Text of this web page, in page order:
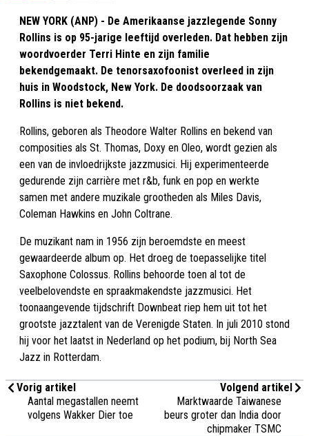
NEW YORK (ANP) - De Amerikaanse jazzlegende Sonny
Rollins is op 95-jarige leeftijd overleden. Dat hebben zijn
woordvoerder Terri Hinte en zijn familie
bekendgemaakt. De tenorsaxofoonist overleed in zijn
huis in Woodstock, New York. De doodsoorzaak van
Rollins is niet bekend.
Rollins, geboren als Theodore Walter Rollins en bekend van
composities als St. Thomas, Doxy en Oleo, wordt gezien als
een van de invloedrijkste jazzmusici. Hij experimenteerde
gedurende zijn carrière met r&b, funk en pop en werkte
samen met andere muzikale grootheden als Miles Davis,
Coleman Hawkins en John Coltrane.
De muzikant nam in 1956 zijn beroemdste en meest
gewaardeerde album op. Het droeg de toepasselijke titel
Saxophone Colossus. Rollins behoorde toen al tot de
veelbelovendste en spraakmakendste jazzmusici. Het
toonaangevende tijdschrift Downbeat riep hem uit tot het
grootste jazztalent van de Verenigde Staten. In juli 2010 stond
hij voor het laatst in Nederland op het podium, bij North Sea
Jazz in Rotterdam.
Vorig artikel
Aantal megastallen neemt
volgens Wakker Dier toe
Volgend artikel
Marktwaarde Taiwanese
beurs groter dan India door
chipmaker TSMC